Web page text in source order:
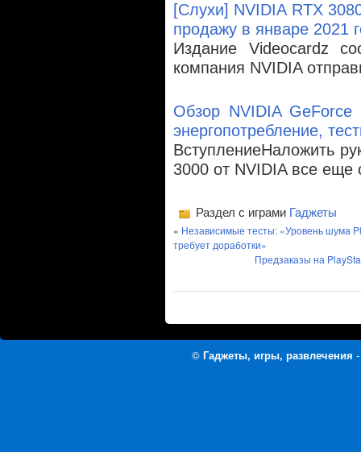
[Слухи] NVIDIA RTX
продажу в январе 2021
Издание Videocardz
компания NVIDIA
Обзор NVIDIA
энергопотребление,
ВступлениеНаложить
3000 от NVIDIA все
Раздел с играми Гаджеты
« Независимые тесты: «Уровень шума
требует доработки»
Предзаказы на
© Гаджеты, игры, развлечения